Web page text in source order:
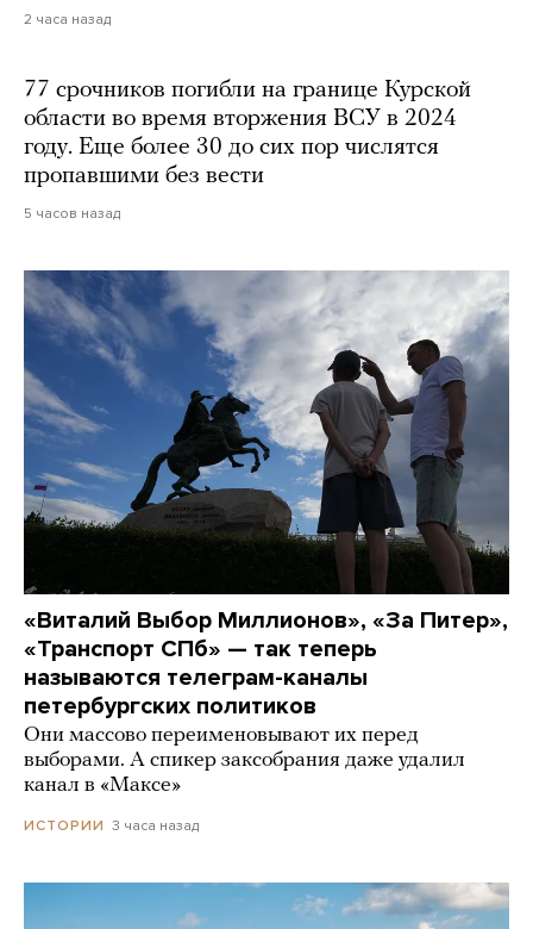
2 часа назад
77 срочников погибли на границе Курской
области во время вторжения ВСУ в 2024
году. Еще более 30 до сих пор числятся
пропавшими без вести
5 часов назад
«Виталий Выбор Миллионов», «За Питер»,
«Транспорт СПб» — так теперь
называются телеграм-каналы
петербургских политиков
Они массово переименовывают их перед
выборами. А спикер заксобрания даже удалил
канал в «Максе»
ИСТОРИИ 3 часа назад